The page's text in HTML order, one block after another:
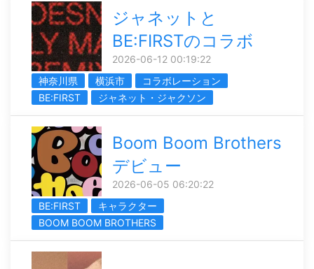
ジャネットと
BE:FIRSTのコラボ
2026-06-12 00:19:22
神奈川県
横浜市
コラボレーション
BE:FIRST
ジャネット・ジャクソン
Boom Boom Brothers
デビュー
2026-06-05 06:20:22
BE:FIRST
キャラクター
BOOM BOOM BROTHERS